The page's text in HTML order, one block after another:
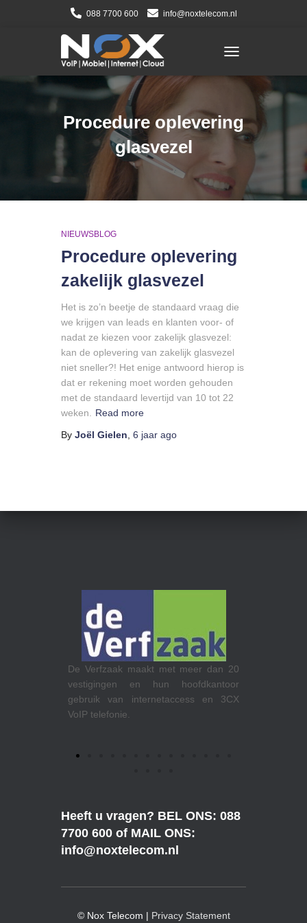
088 7700 600 info@noxtelecom.nl
Procedure oplevering
glasvezel
NIEUWSBLOG
Procedure oplevering
zakelijk glasvezel
Het is zo’n beetje de standaard vraag die
we krijgen van leads en klanten voor- of
nadat ze kiezen voor zakelijk glasvezel:
kan de oplevering van zakelijk glasvezel
niet sneller?! Het enige antwoord hierop is
dat er rekening moet worden gehouden
met de standaard levertijd van 10 tot 22
weken.
Read more
By Joël Gielen 6 jaar ago
De Verfzaak maakt met meer dan 20
vestigingen en hun hoofdkantoor
gebruik van internetaccess en 3CX
VoIP telefonie.
Heeft u vragen? BEL ONS: 088
7700 600 of MAIL ONS:
info@noxtelecom.nl
© Nox Telecom | Privacy Statement